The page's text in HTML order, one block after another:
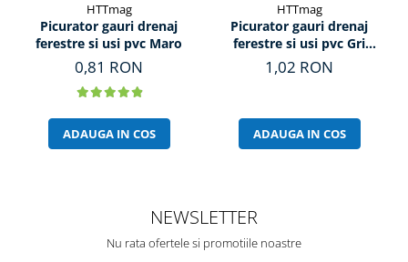
HTTmag
Picurator gauri drenaj
ferestre si usi pvc Maro
0,81 RON
ADAUGA IN COS
HTTmag
Picurator gauri drenaj
ferestre si usi pvc Gri
Antracit
1,02 RON
ADAUGA IN COS
NEWSLETTER
Nu rata ofertele si promotiile noastre